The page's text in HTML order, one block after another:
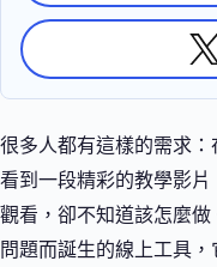
很多人都有這樣的需求：
看到一段精彩的教學影
觀看，卻不知道該怎麼做
問題而誕生的線上工具，